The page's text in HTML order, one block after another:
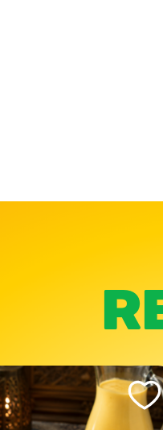
Like